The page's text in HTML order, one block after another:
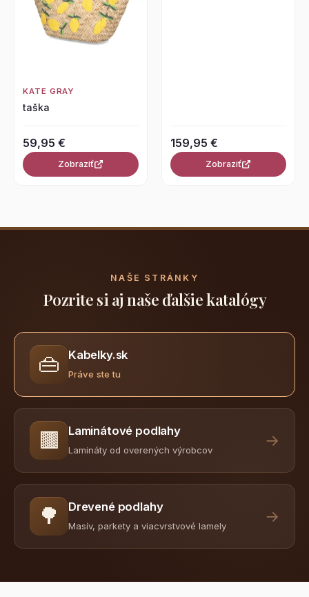
KATE GRAY
taška
59,95 €
Zobraziť
159,95 €
Zobraziť
NAŠE STRÁNKY
Pozrite si aj naše ďalšie katalógy
👜 Kabelky.sk
Práve ste tu
🟫 Laminátové podlahy
Lamináty od overených výrobcov
→
🌳 Drevené podlahy
Masív, parkety a viacvrstvové lamely
→